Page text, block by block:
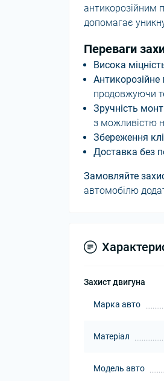
антикорозійним
допомагає
Переваги
Висока
Антикорозійне
продовжуючи
Зручність
з можливістю
Збереження
Доставка без
Замовляйте
автомобілю
Захист двигуна
Марка авто
Матеріал
Модель авто